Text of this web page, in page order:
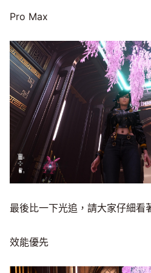
Pro Max
最後比一下光追，請大家仔細看
效能優先